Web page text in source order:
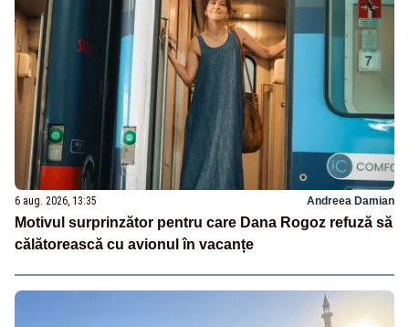
6 aug. 2026, 13:35 Andreea Damian
Motivul surprinzător pentru care Dana Rogoz refuză să
călătorească cu avionul în vacanțe